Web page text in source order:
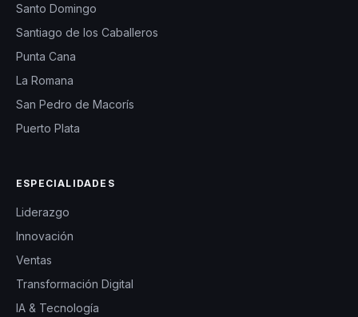
Santo Domingo
Santiago de los Caballeros
Punta Cana
La Romana
San Pedro de Macorís
Puerto Plata
ESPECIALIDADES
Liderazgo
Innovación
Ventas
Transformación Digital
IA & Tecnología